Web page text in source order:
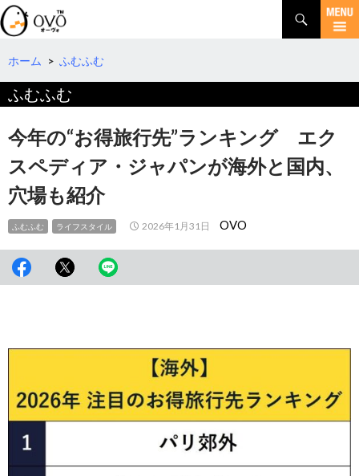
検
索
コ
テ
へ
ホーム > ふむふむ
ふむふむ
今年の“お得旅行先”ランキング エク
スペディア・ジャパンが海外と国内、
穴場も紹介
ふむふむ ライフスタイル 2026年1月31日 OVO